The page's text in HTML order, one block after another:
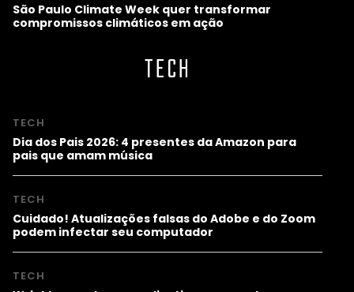
São Paulo Climate Week quer transformar
compromissos climáticos em ação
TECH
TECH
Dia dos Pais 2026: 4 presentes da Amazon para
pais que amam música
TECH
Cuidado! Atualizações falsas do Adobe e do Zoom
podem infectar seu computador
TECH